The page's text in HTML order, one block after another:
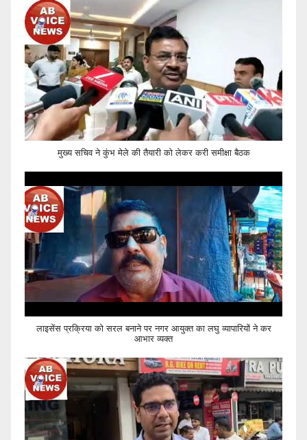
मुख्य सचिव ने कुंभ मेले की तैयारी को लेकर करी समीक्षा बैठक
लाइसेंस प्रक्रिया को सरल बनाने पर नगर आयुक्त का लघु व्यापारियों ने कर
आभार व्यक्त